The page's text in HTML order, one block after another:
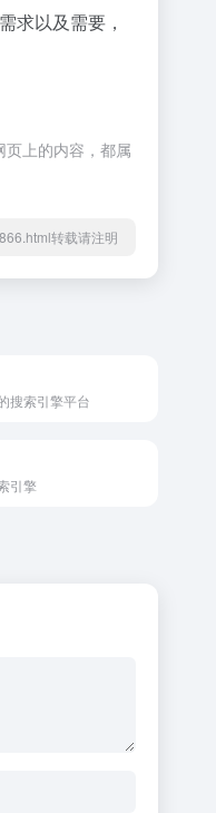
求以及需要，
上的内容，都属
转载请注明
搜索引擎平台
引擎